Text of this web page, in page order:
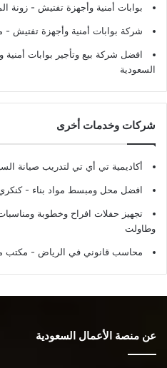
بوابات أمنية وأجهزة تفتيش - زونة
شركة بوابات أمنية وأجهزة تفتيش -
افضل شركة بيع وتأجير بوابات
السعودية
شركات وخدمات أخرى
أكاديمية تي أي تي لتدريب صيانة
افضل محل ومبسط مواد بناء -
تجهيز حفلات افراح وخطوبة
وطاولت
محاسب قانوني في الرياض - مكتب
عن منصة الأعمال السعودية